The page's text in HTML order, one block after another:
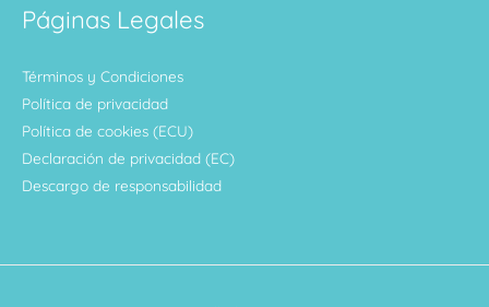
Páginas Legales
Términos y Condiciones
Política de privacidad
Política de cookies (ECU)
Declaración de privacidad (EC)
Descargo de responsabilidad